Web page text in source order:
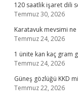
120 saatlik işaret dili
Temmuz 30, 2026
Karatavuk mevsimi ne
Temmuz 24, 2026
1 ünite kan kaç gram
Temmuz 24, 2026
Güneş gözlüğü KKD
Temmuz 22, 2026